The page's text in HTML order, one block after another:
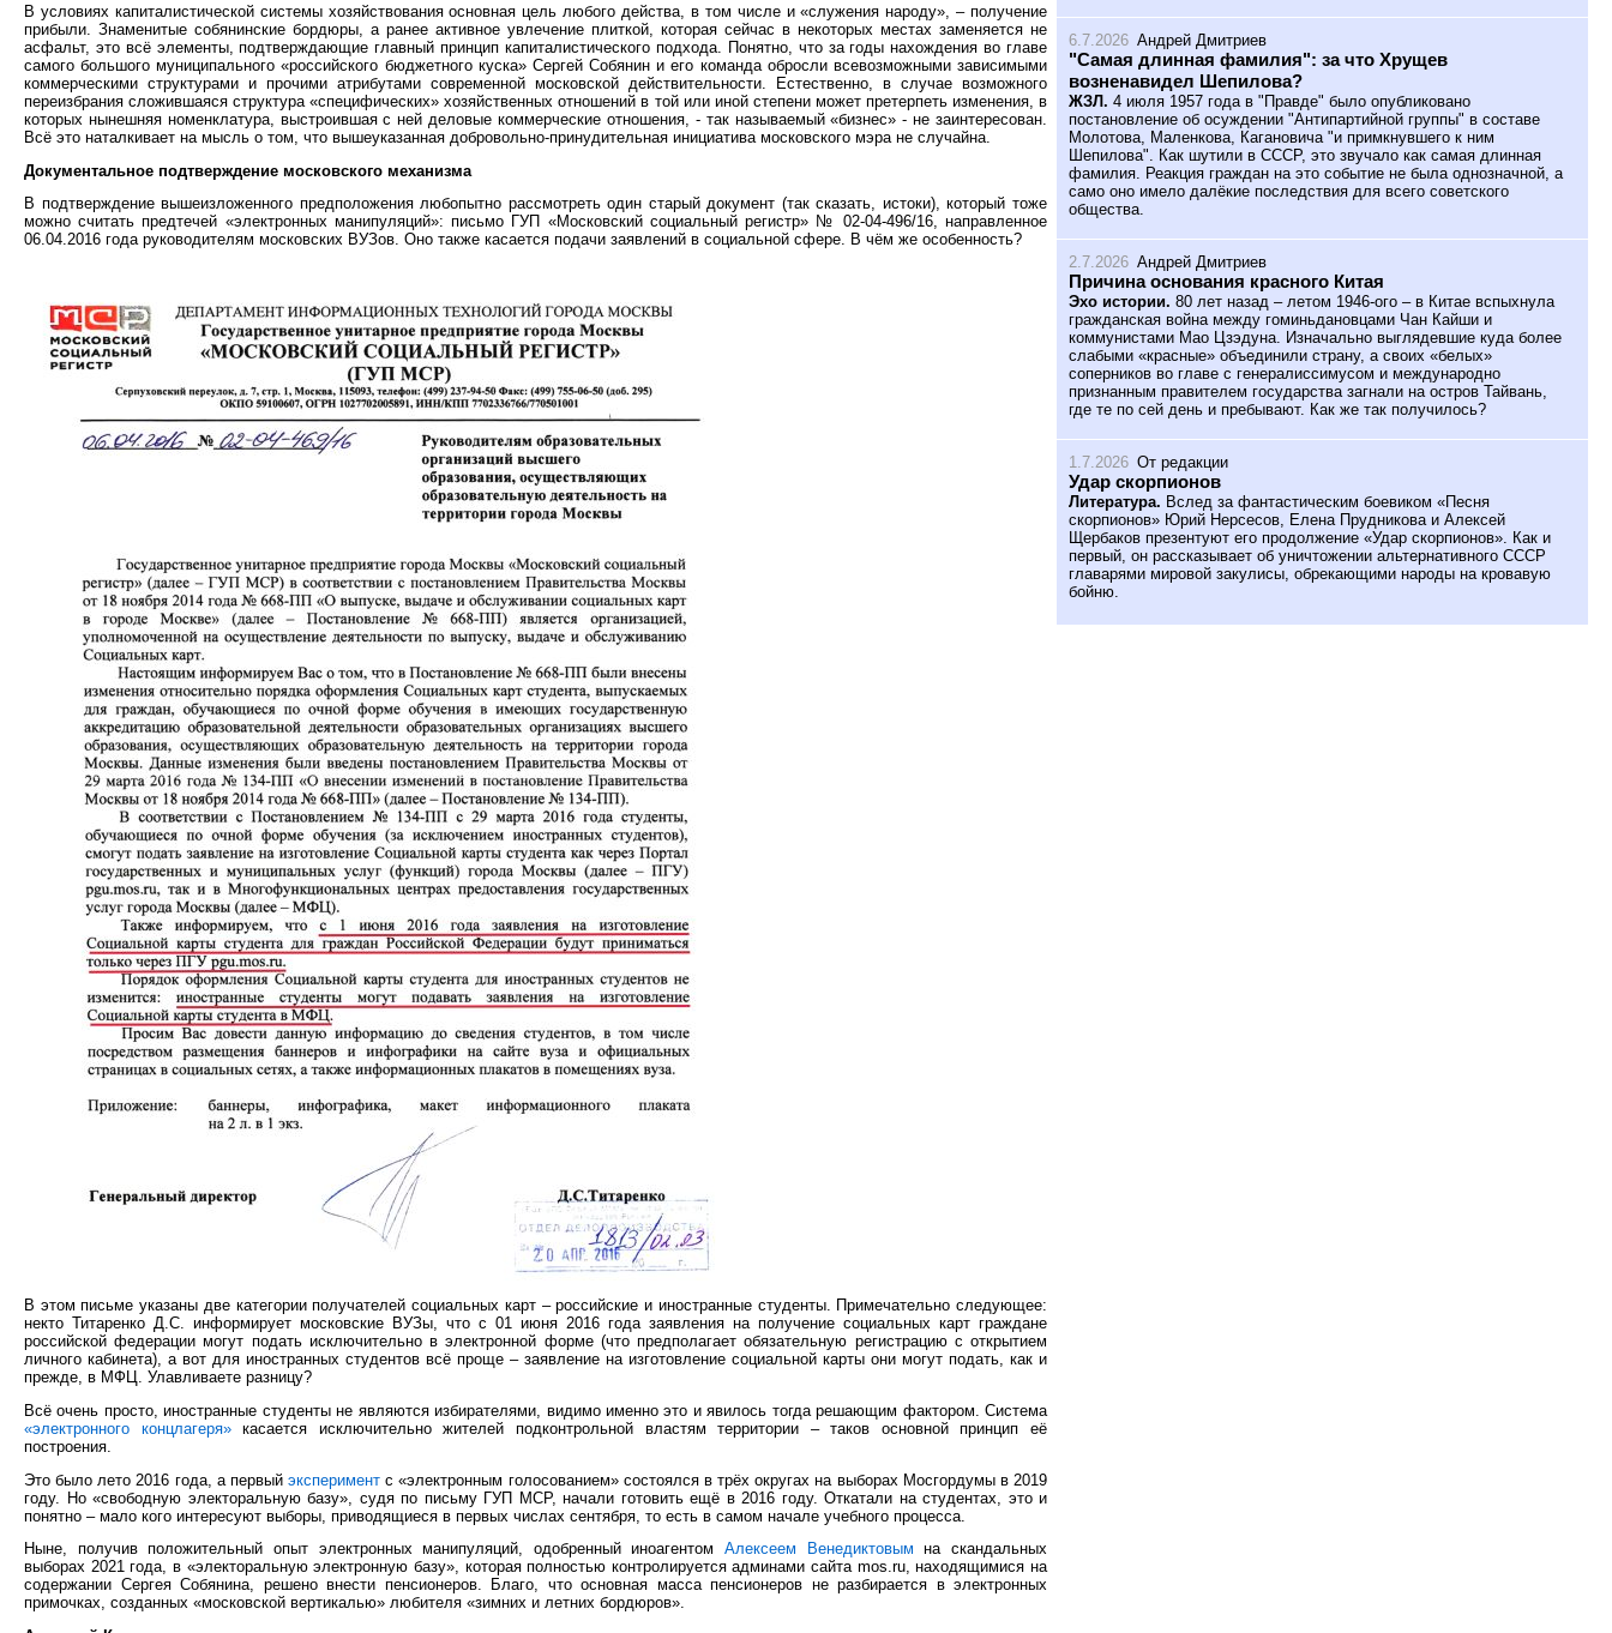
В условиях капиталистической системы хозяйствования основная цель любого действа, в том числе и «служения народу», – получение
прибыли. Знаменитые собянинские бордюры, а ранее активное увлечение плиткой, которая сейчас в некоторых местах заменяется не
асфальт, это всё элементы, подтверждающие главный принцип капиталистического подхода. Понятно, что за годы нахождения во главе
самого большого муниципального «российского бюджетного куска» Сергей Собянин и его команда обросли всевозможными зависимыми
коммерческими структурами и прочими атрибутами современной московской действительности. Естественно, в случае возможного
переизбрания сложившаяся структура «специфических» хозяйственных отношений в той или иной степени может претерпеть изменения, в
которых нынешняя номенклатура, выстроившая с ней деловые коммерческие отношения, - так называемый «бизнес» - не заинтересован.
Всё это наталкивает на мысль о том, что вышеуказанная добровольно-принудительная инициатива московского мэра не случайна.
Документальное подтверждение московского механизма
В подтверждение вышеизложенного предположения любопытно рассмотреть один старый документ (так сказать, истоки), который тоже
можно считать предтечей «электронных манипуляций»: письмо ГУП «Московский социальный регистр» № 02-04-496/16, направленное
06.04.2016 года руководителям московских ВУЗов. Оно также касается подачи заявлений в социальной сфере. В чём же особенность?
В этом письме указаны две категории получателей социальных карт – российские и иностранные студенты. Примечательно следующее:
некто Титаренко Д.С. информирует московские ВУЗы, что с 01 июня 2016 года заявления на получение социальных карт граждане
российской федерации могут подать исключительно в электронной форме (что предполагает обязательную регистрацию с открытием
личного кабинета), а вот для иностранных студентов всё проще – заявление на изготовление социальной карты они могут подать, как и
прежде, в МФЦ. Улавливаете разницу?
Всё очень просто, иностранные студенты не являются избирателями, видимо именно это и явилось тогда решающим фактором. Система
«электронного концлагеря»касается исключительно жителей подконтрольной властям территории – таков основной принцип её
построения.
Это было лето 2016 года, а первыйэксперимент с «электронным голосованием» состоялся в трёх округах на выборах Мосгордумы в 2019
году. Но «свободную электоральную базу», судя по письму ГУП МСР, начали готовить ещё в 2016 году. Откатали на студентах, это и
понятно – мало кого интересуют выборы, приводящиеся в первых числах сентября, то есть в самом начале учебного процесса.
Ныне, получив положительный опыт электронных манипуляций, одобренный иноагентомАлексеем Венедиктовым на скандальных
выборах 2021 года, в «электоральную электронную базу», которая полностью контролируется админами сайта mos.ru, находящимися на
содержании Сергея Собянина, решено внести пенсионеров. Благо, что основная масса пенсионеров не разбирается в электронных
примочках, созданных «московской вертикалью» любителя «зимних и летних бордюров».
6.7.2026 Андрей Дмитриев
"Самая длинная фамилия": за что Хрущев
возненавидел Шепилова?
ЖЗЛ. 4 июля 1957 года в "Правде" было опубликовано
постановление об осуждении "Антипартийной группы" в составе
Молотова, Маленкова, Кагановича "и примкнувшего к ним
Шепилова". Как шутили в СССР, это звучало как самая длинная
фамилия. Реакция граждан на это событие не была однозначной, а
само оно имело далёкие последствия для всего советского
общества.
2.7.2026 Андрей Дмитриев
Причина основания красного Китая
Эхо истории. 80 лет назад – летом 1946-ого – в Китае вспыхнула
гражданская война между гоминьдановцами Чан Кайши и
коммунистами Мао Цзэдуна. Изначально выглядевшие куда более
слабыми «красные» объединили страну, а своих «белых»
соперников во главе с генералиссимусом и международно
признанным правителем государства загнали на остров Тайвань,
где те по сей день и пребывают. Как же так получилось?
1.7.2026 От редакции
Удар скорпионов
Литература. Вслед за фантастическим боевиком «Песня
скорпионов» Юрий Нерсесов, Елена Прудникова и Алексей
Щербаков презентуют его продолжение «Удар скорпионов». Как и
первый, он рассказывает об уничтожении альтернативного СССР
главарями мировой закулисы, обрекающими народы на кровавую
бойню.